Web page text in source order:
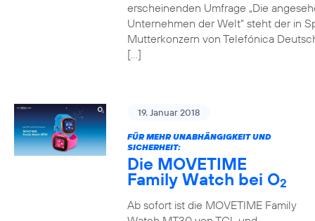
erscheinenden Umfrage „Die
Unternehmen der Welt“ steht der in
Mutterkonzern von Telefónica
[…]
19. Januar 2018
FÜR MEHR UNABHÄNGIGKEIT UND
SICHERHEIT:
Die MOVETIME
Family Watch bei O2
Ab sofort ist die MOVETIME Family